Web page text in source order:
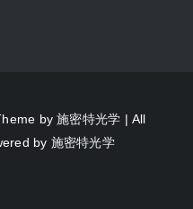
by施密特光学 | All
by 施密特光学